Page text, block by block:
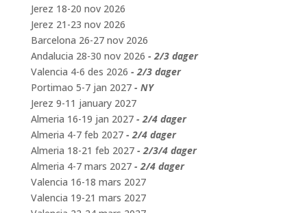
Jerez 18-20 nov 2026
Jerez 21-23 nov 2026
Barcelona 26-27 nov 2026
Andalucia 28-30 nov 2026 - 2/3 dager
Valencia 4-6 des 2026 - 2/3 dager
Portimao 5-7 jan 2027 - NY
Jerez 9-11 january 2027
Almeria 16-19 jan 2027 - 2/4 dager
Almeria 4-7 feb 2027 - 2/4 dager
Almeria 18-21 feb 2027 - 2/3/4 dager
Almeria 4-7 mars 2027 - 2/4 dager
Valencia 16-18 mars 2027
Valencia 19-21 mars 2027